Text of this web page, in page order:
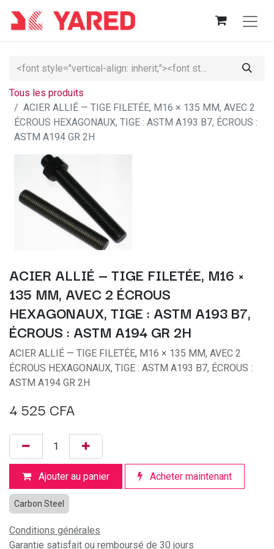
Tous les produits
ACIER ALLIÉ — TIGE FILETÉE, M16 × 135 MM, AVEC 2
ÉCROUS HEXAGONAUX, TIGE : ASTM A193 B7, ÉCROUS :
ASTM A194 GR 2H
ACIER ALLIÉ — TIGE FILETÉE, M16 ×
135 MM, AVEC 2 ÉCROUS
HEXAGONAUX, TIGE : ASTM A193 B7,
ÉCROUS : ASTM A194 GR 2H
ACIER ALLIÉ — TIGE FILETÉE, M16 × 135 MM, AVEC 2
ÉCROUS HEXAGONAUX, TIGE : ASTM A193 B7, ÉCROUS :
ASTM A194 GR 2H
4 525 CFA
Ajouter au panier Acheter maintenant
Carbon Steel
Conditions générales
Garantie satisfait ou remboursé de 30 jours